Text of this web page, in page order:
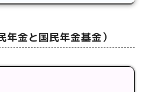
金と国民年金基金）